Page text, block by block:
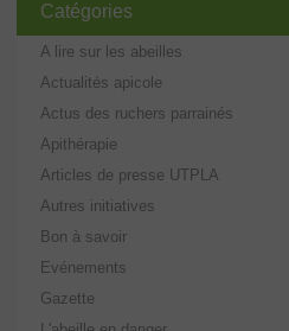
Catégories
A lire sur les abeilles
Actualités apicole
Actus des ruchers parrainés
Apithérapie
Articles de presse UTPLA
Autres initiatives
Bon à savoir
Evénements
Gazette